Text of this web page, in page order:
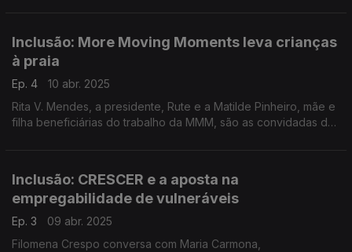
Inclusão: More Moving Moments leva crianças
à praia
Ep. 4
10 abr. 2025
Rita V. Mendes, a presidente, Rute e a Matilde Pinheiro, mãe e
filha beneficiárias do trabalho da MMM, são as convidadas da
Inclusão: CRESCER e a aposta na
empregabilidade de vulneráveis
Ep. 3
09 abr. 2025
Filomena Crespo conversa com Maria Carmona,